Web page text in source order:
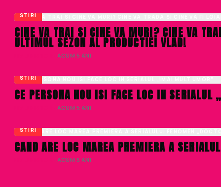
STIRI
CINE VA TRAI SI CINE VA MURI? CINE VA
ULTIMUL SEZON AL PRODUCTIEI VLAD!
· ACUM 5 ANI
STIRI
CE PERSONA NOU ISI FACE LOC IN
· ACUM 5 ANI
STIRI
CAND ARE LOC MAREA PREMIERA A
· ACUM 5 ANI